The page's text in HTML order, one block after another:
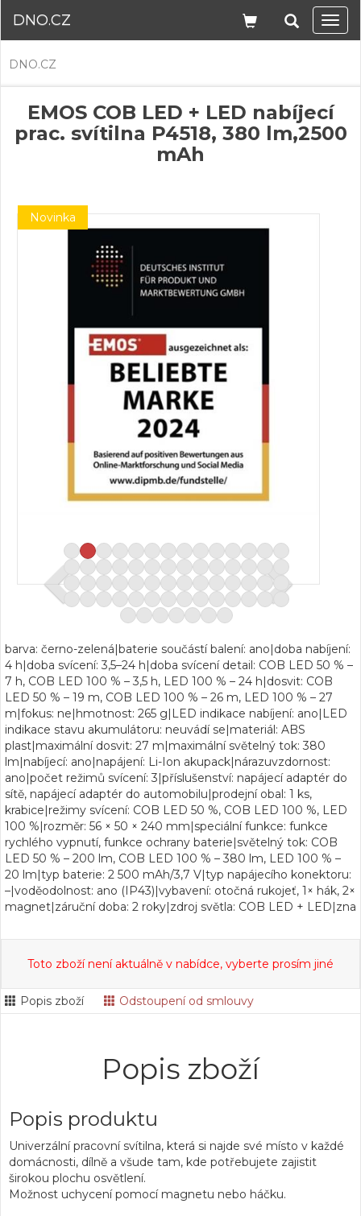
DNO.CZ
DNO.CZ
EMOS COB LED + LED nabíjecí
prac. svítilna P4518, 380 lm,2500
mAh
Novinka
barva: černo-zelená|baterie součástí balení: ano|doba nabíjení:
4 h|doba svícení: 3,5–24 h|doba svícení detail: COB LED 50 % –
7 h, COB LED 100 % – 3,5 h, LED 100 % – 24 h|dosvit: COB
LED 50 % – 19 m, COB LED 100 % – 26 m, LED 100 % – 27
m|fokus: ne|hmotnost: 265 g|LED indikace nabíjení: ano|LED
indikace stavu akumulátoru: neuvádí se|materiál: ABS
plast|maximální dosvit: 27 m|maximální světelný tok: 380
lm|nabíjecí: ano|napájení: Li-Ion akupack|nárazuvzdornost:
ano|počet režimů svícení: 3|příslušenství: napájecí adaptér do
sítě, napájecí adaptér do automobilu|prodejní obal: 1 ks,
krabice|režimy svícení: COB LED 50 %, COB LED 100 %, LED
100 %|rozměr: 56 × 50 × 240 mm|speciální funkce: funkce
rychlého vypnutí, funkce ochrany baterie|světelný tok: COB
LED 50 % – 200 lm, COB LED 100 % – 380 lm, LED 100 % –
20 lm|typ baterie: 2 500 mAh/3,7 V|typ napájecího konektoru:
–|voděodolnost: ano (IP43)|vybavení: otočná rukojeť, 1× hák, 2×
magnet|záruční doba: 2 roky|zdroj světla: COB LED + LED|zna
Toto zboží není aktuálně v nabídce, vyberte prosím jiné
Popis zboží Odstoupení od smlouvy
Popis zboží
Popis produktu
Univerzální pracovní svítilna, která si najde své místo v každé
domácnosti, dílně a všude tam, kde potřebujete zajistit
širokou plochu osvětlení.
Možnost uchycení pomocí magnetu nebo háčku.